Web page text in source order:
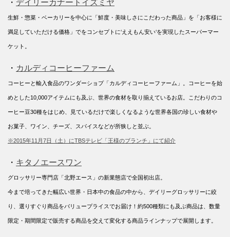
・ デイリーカナートイズミヤ
生鮮・惣菜・ベーカリーを中心に「鮮度・美味しさにこだわった商品」を「お客様に
満足していただける価格」でをコンセプトに‘ええもん安い‘を実現したスーパーマー
ケット。
・ カルディコーヒーファーム
コーヒーと輸入食品のワンダーショプ「カルディコーヒーファーム」。コーヒーを始
めとした10,000アイテムにも及ぶ、世界の食材を取り揃えているお店。こだわりのコ
ーヒー豆30種をはじめ、見ているだけで楽しくなるような世界各国の珍しい食材や
お菓子、ワイン、チーズ、スパイスなどが所狭しと並ぶ。
※2015年11月7日（土）にTBSテレビ「王様のブランチ」にて紹介
・ キタノエースワン
グロッサリー専門店「北野エース」の新業態店で全国初出店。
今まで培ってきた幅広い世界・日本中の食品の中から、デイリーグロッサリーに絞
り、選りすぐり商品をバリュープライスでお届け！約500種類にも及ぶ商品は、数量
限定・期間限定で販売する商品を交えて変化する商品ラインナップで展開します。